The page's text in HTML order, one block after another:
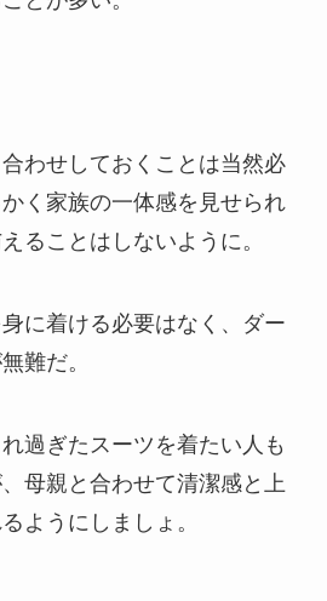
わせしておくことは当然必
く家族の一体感を見せられ
ることはしないように。
に着ける必要はなく、ダー
難だ。
過ぎたスーツを着たい人も
母親と合わせて清潔感と上
ようにしましょ。